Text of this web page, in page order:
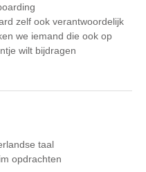
zelf ook verantwoordelijk
we iemand die ook op
wilt bijdragen
taal
opdrachten